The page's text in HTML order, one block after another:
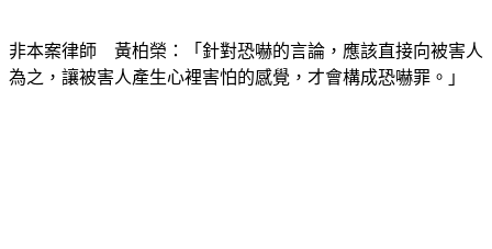
非本案律師　黃柏榮：「針對恐嚇的言論，應該直接向被害人
為之，讓被害人產生心裡害怕的感覺，才會構成恐嚇罪。」